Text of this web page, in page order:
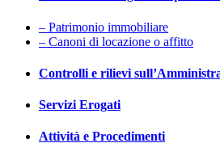
– Patrimonio immobiliare
– Canoni di locazione o affitto
Controlli e rilievi
Servizi Erogati
Attività e Procedimenti